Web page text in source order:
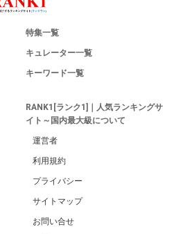
特集一覧
キュレーター一覧
キーワード一覧
RANK1[ランク1]｜人気ランキングサ
イト～国内最大級について
運営者
利用規約
プライバシー
サイトマップ
お問い合せ